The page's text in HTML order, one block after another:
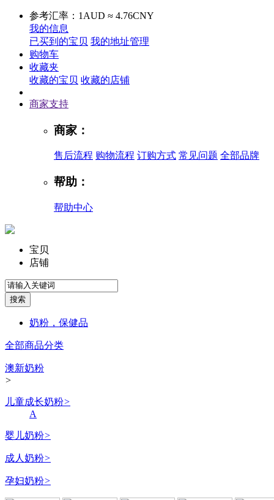
参考汇率：1AUD ≈ 4.76CNY
我的信息
已买到的宝贝 我的地址管理
购物车
收藏夹
收藏的宝贝 收藏的店铺
商家支持
商家：
售后流程 购物流程 订购方式 常见问题 全部品牌
帮助：
帮助中心
宝贝
店铺
奶粉，保健品
全部商品分类
澳新奶粉
>
儿童成长奶粉>
A
婴儿奶粉>
成人奶粉>
孕妇奶粉>